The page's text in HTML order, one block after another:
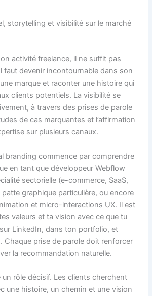
storytelling et visibilité sur le marché
activité freelance, il ne suffit pas
faut devenir incontournable dans son
marque et raconter une histoire qui
clients potentiels. La visibilité se
à travers des prises de parole
de cas marquantes et l’affirmation
sur plusieurs canaux.
branding commence par comprendre
en tant que développeur Webflow
sectorielle (e-commerce, SaaS,
graphique particulière, ou encore
et micro-interactions UX. Il est
valeurs et ta vision avec ce que tu
LinkedIn, dans ton portfolio, et
Chaque prise de parole doit renforcer
la recommandation naturelle.
un rôle décisif. Les clients cherchent
une histoire, un chemin et une vision